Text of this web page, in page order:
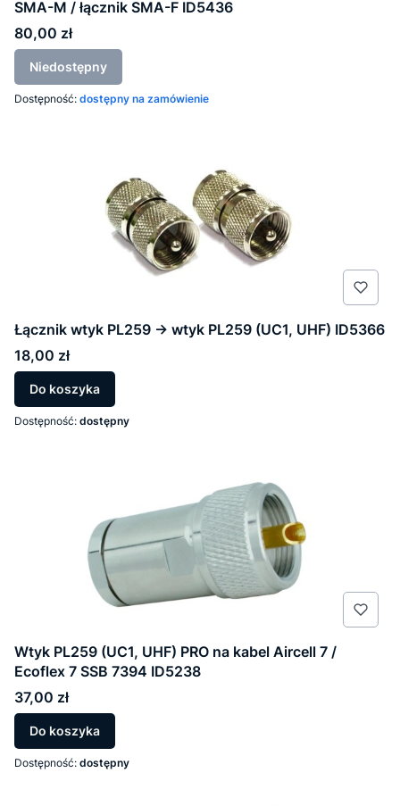
SMA-M / łącznik SMA-F ID5436
Cena
80,00 zł
Niedostępny
Dostępność: dostępny na zamówienie
Łącznik wtyk PL259 -> wtyk PL259 (UC1, UHF) ID5366
Cena
18,00 zł
Do koszyka
Dostępność: dostępny
Wtyk PL259 (UC1, UHF) PRO na kabel Aircell 7 /
Ecoflex 7 SSB 7394 ID5238
Cena
37,00 zł
Do koszyka
Dostępność: dostępny